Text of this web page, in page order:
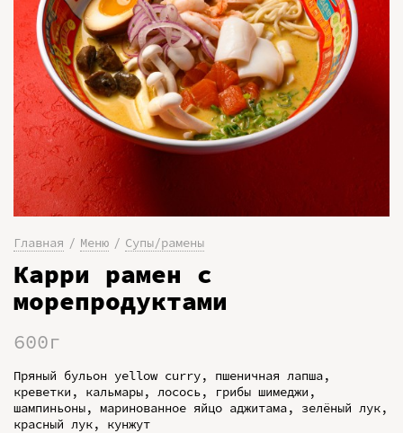
Главная Меню Супы/рамены
Карри рамен с
морепродуктами
600г
Пряный бульон yellow curry, пшеничная лапша,
креветки, кальмары, лосось, грибы шимеджи,
шампиньоны, маринованное яйцо аджитама, зелёный лук,
красный лук, кунжут